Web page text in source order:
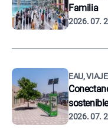
Familia
2026. 07.
EAU,
2026. 07.